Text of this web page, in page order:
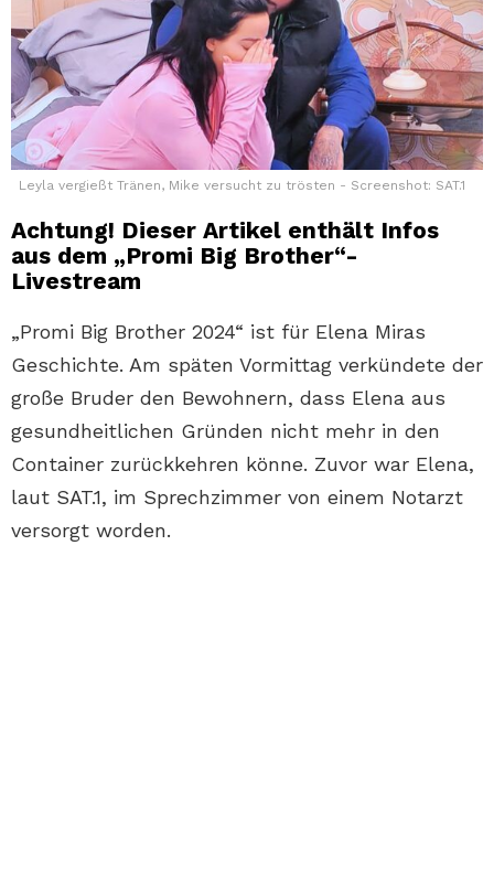
Leyla vergießt Tränen, Mike versucht zu trösten - Screenshot: SAT.1
Achtung! Dieser Artikel enthält Infos
aus dem „Promi Big Brother“-
Livestream
„Promi Big Brother 2024“ ist für Elena Miras
Geschichte. Am späten Vormittag verkündete der
große Bruder den Bewohnern, dass Elena aus
gesundheitlichen Gründen nicht mehr in den
Container zurückkehren könne. Zuvor war Elena,
laut SAT.1, im Sprechzimmer von einem Notarzt
versorgt worden.